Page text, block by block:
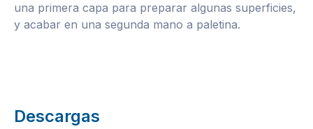
una primera capa para preparar algunas superficies,
y acabar en una segunda mano a paletina.
Descargas